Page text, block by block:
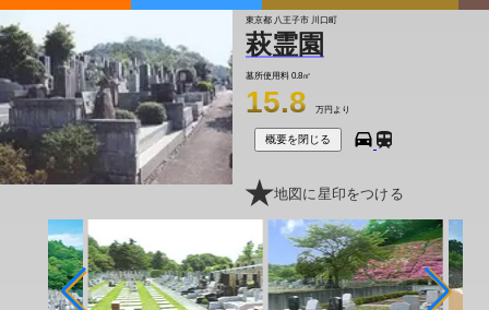
東京都 八王子市 川口町
萩霊園
墓所使用料 0.8㎡
15.8 万円より
概要を閉じる
地図に星印をつける